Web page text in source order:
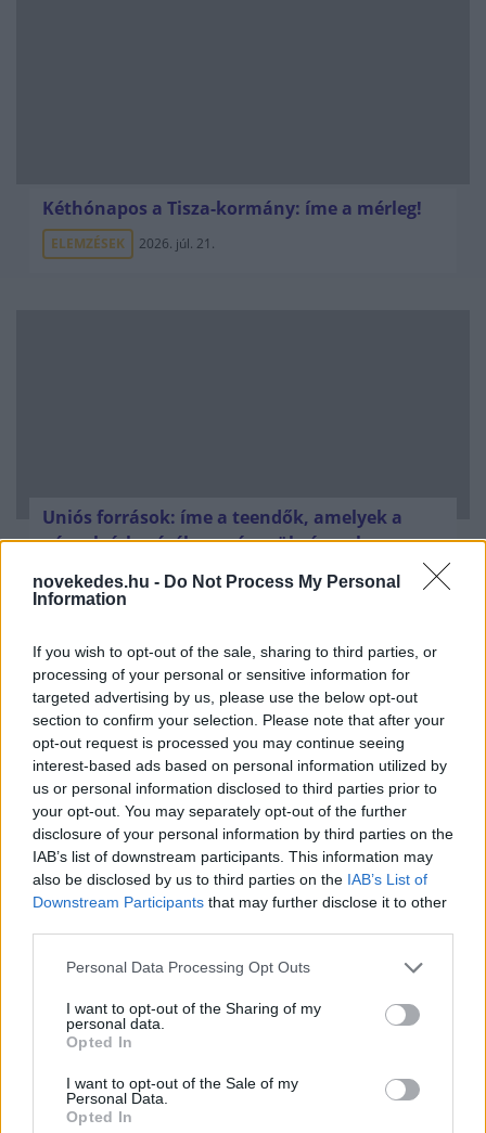
novekedes.hu - Do Not Process My Personal
Information
If you wish to opt-out of the sale, sharing to third parties, or
processing of your personal or sensitive information for
targeted advertising by us, please use the below opt-out
section to confirm your selection. Please note that after your
opt-out request is processed you may continue seeing
interest-based ads based on personal information utilized by
us or personal information disclosed to third parties prior to
your opt-out. You may separately opt-out of the further
disclosure of your personal information by third parties on the
IAB’s list of downstream participants. This information may
also be disclosed by us to third parties on the IAB’s List of
Downstream Participants that may further disclose it to other
Please note that this website/app uses one or more Google
not limited to your visit or usage behaviour. You may click to
grant or deny consent to Google and its third-party tags to
use your data for below specified purposes in below Google
consent section.
Personal Data Processing Opt Outs
I want to opt-out of the Sharing of my
personal data.
Opted In
I want to opt-out of the Sale of my
Personal Data.
Opted In
Kéthónapos a Tisza-kormány: íme a mérleg!
ELEMZÉSEK 2026. júl. 21.
Uniós források: íme a teendők, amelyek a
pénzek érkezéséhez még szükségesek
ELEMZÉSEK 2026. júl. 20.
Minden idők legjövedelmezőbbje és
legdrágábbja volt az amerikai foci vb -
gyorsmérleg
HÍREK 2026. júl. 20.